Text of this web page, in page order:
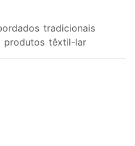
tradicionais
produtos têxtil-lar